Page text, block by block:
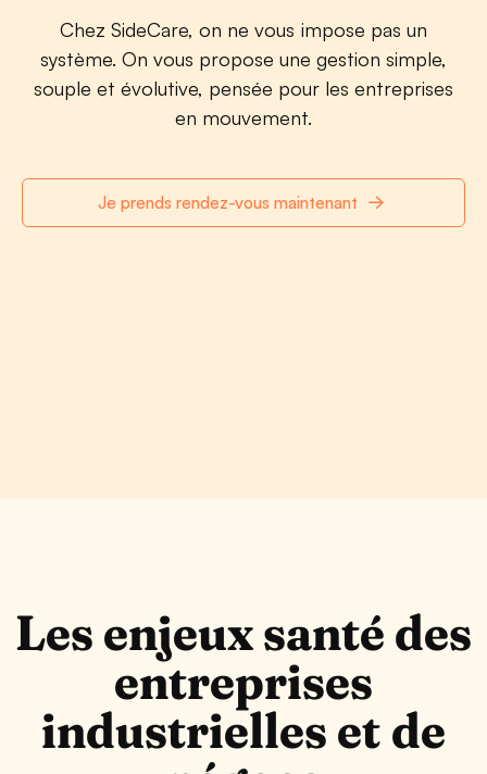
Chez SideCare, on ne vous impose pas un
système. On vous propose une gestion simple,
souple et évolutive, pensée pour les entreprises
en mouvement.
Je prends rendez-vous maintenant
Les enjeux santé des
entreprises
industrielles et de